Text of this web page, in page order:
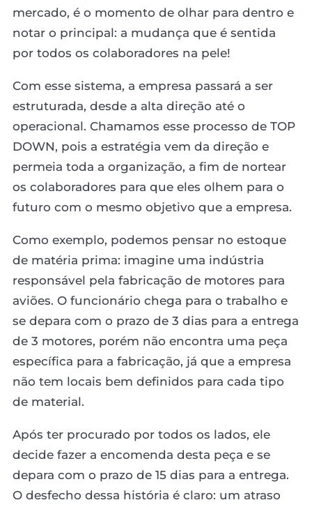
mercado, é o momento de olhar para dentro e
notar o principal: a mudança que é sentida
por todos os colaboradores na pele!
Com esse sistema, a empresa passará a ser
estruturada, desde a alta direção até o
operacional. Chamamos esse processo de TOP
DOWN, pois a estratégia vem da direção e
permeia toda a organização, a fim de nortear
os colaboradores para que eles olhem para o
futuro com o mesmo objetivo que a empresa.
Como exemplo, podemos pensar no estoque
de matéria prima: imagine uma indústria
responsável pela fabricação de motores para
aviões. O funcionário chega para o trabalho e
se depara com o prazo de 3 dias para a entrega
de 3 motores, porém não encontra uma peça
específica para a fabricação, já que a empresa
não tem locais bem definidos para cada tipo
de material.
Após ter procurado por todos os lados, ele
decide fazer a encomenda desta peça e se
depara com o prazo de 15 dias para a entrega.
O desfecho dessa história é claro: um atraso